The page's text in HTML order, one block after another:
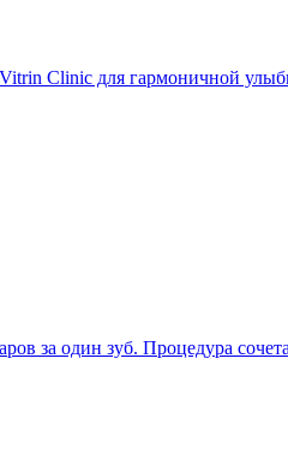
Clinic для гармоничной
за один зуб. Процедура